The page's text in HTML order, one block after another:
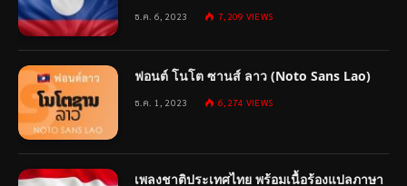
ธ.ค. 6, 2023 7,209 VIEWS
ฟอนต์ โนโต ซานส์ ลาว (Noto Sans Lao)
ธ.ค. 1, 2023 6,274 VIEWS
เพลงชาติประเทศไทย พร้อมเนื้อร้องแปลภาษา